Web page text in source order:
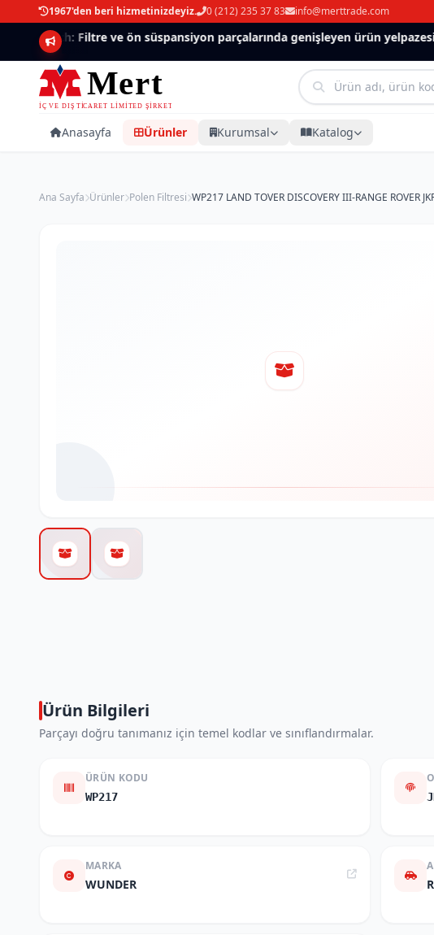
1967'den beri hizmetinizdeyiz. 0 (212) 235 37 83 info@merttrade.com
Mannlich: Filtre ve ön süspansiyon parçalarında genişleyen ürün
Anasayfa Ürünler Kurumsal Katalog
Ana Sayfa Ürünler Polen Filtresi
Ürün Bilgileri
Parçayı doğru tanımanız için temel kodlar ve sınıflandırmalar.
ÜRÜN KODU
WP217
MARKA
WUNDER